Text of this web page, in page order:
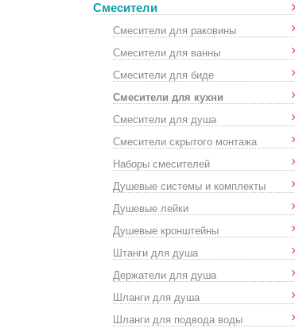
Смесители
Смесители для раковины
Смесители для ванны
Смесители для биде
Смесители для кухни
Смесители для душа
Смесители скрытого монтажа
Наборы смесителей
Душевые системы и комплекты
Душевые лейки
Душевые кронштейны
Штанги для душа
Держатели для душа
Шланги для душа
Шланги для подвода воды